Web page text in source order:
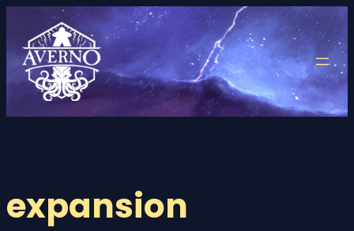
contenido
expansion